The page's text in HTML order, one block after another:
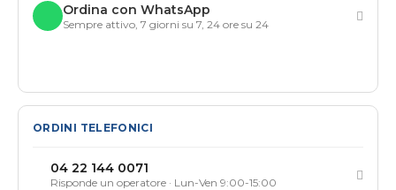
Ordina con WhatsApp
Sempre attivo, 7 giorni su 7, 24 ore su 24
ORDINI TELEFONICI
04 22 144 0071
Risponde un operatore · Lun-Ven 9:00-15:00